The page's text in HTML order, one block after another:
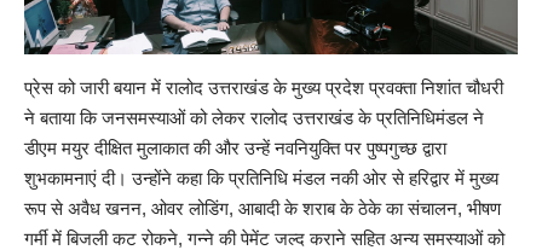
प्रेस को जारी बयान में रालोद उत्तराखंड के मुख्य प्रदेश प्रवक्ता निशांत चौधरी
ने बताया कि जनसमस्याओं को लेकर रालोद उत्तराखंड के प्रतिनिधिमंडल ने
डीएम मयुर दीक्षित मुलाकात की और उन्हें नवनियुक्ति पर पुष्पगुच्छ द्वारा
शुभकामनाएं दी। उन्होंने कहा कि प्रतिनिधि मंडल नकी ओर से हरिद्वार में मुख्य
रूप से अवैध खनन, ओवर लोडिंग, आबादी के शराब के ठेके का संचालन, भीषण
गर्मी में बिजली कट रोकने, गन्ने की पेमेंट जल्द कराने सहित अन्य समस्याओं को